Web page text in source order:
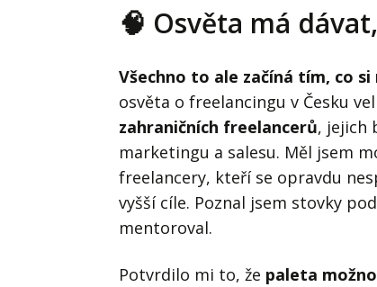
🧠 Osvěta má
Všechno to ale začíná tím, co
osvěta o freelancingu v Česku
zahraničních freelancerů, jejich
marketingu a salesu. Měl jsem
freelancery, kteří se opravdu
vyšší cíle. Poznal jsem stovky
mentoroval.
Potvrdilo mi to, že paleta